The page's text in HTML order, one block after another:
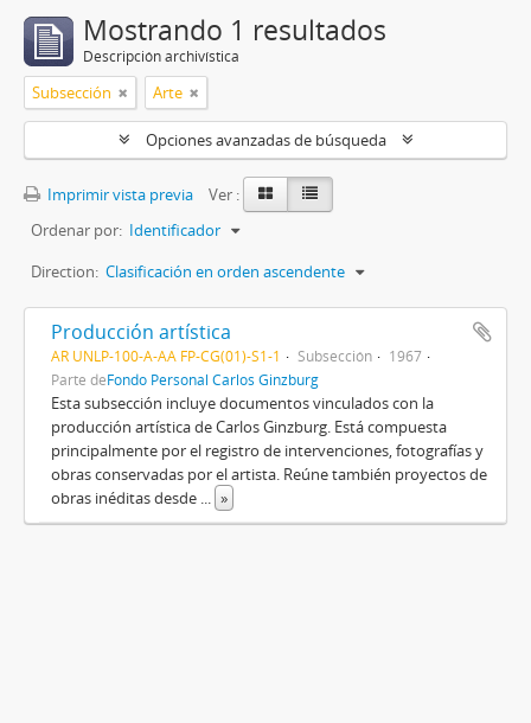
Mostrando 1 resultados
Descripción archivística
Subsección Arte
Opciones avanzadas de búsqueda
Imprimir vista previa
Ver :
Ordenar por: Identificador
Direction: Clasificación en orden ascendente
Producción artística
AR UNLP-100-A-AA FP-CG(01)-S1-1 Subsección
1967
Parte deFondo Personal Carlos Ginzburg
Esta subsección incluye documentos vinculados con la
producción artística de Carlos Ginzburg. Está compuesta
principalmente por el registro de intervenciones, fotografías y
obras conservadas por el artista. Reúne también proyectos de
obras inéditas desde ... »